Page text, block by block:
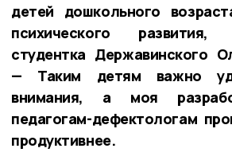
детей дошкольного
психического
студентка Державинского
— Таким детям важно
внимания, а моя
педагогам-дефектологам
продуктивнее.